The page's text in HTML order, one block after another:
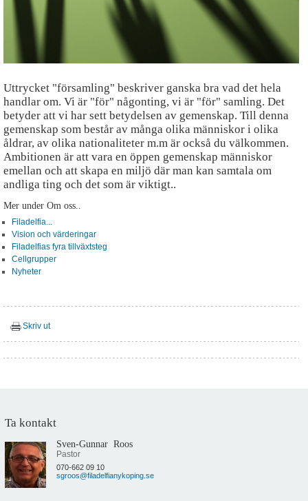
Uttrycket "församling" beskriver ganska bra vad det hela
handlar om. Vi är "för" någonting, vi är "för" samling. Det
betyder att vi har sett betydelsen av gemenskap. Till denna
gemenskap som består av många olika människor i olika
åldrar, av olika nationaliteter m.m är också du välkommen.
Ambitionen är att vara en öppen gemenskap människor
emellan och att skapa en miljö där man kan samtala om
andliga ting och det som är viktigt..
Mer under Om oss..
Filadelfia...
Vision och värderingar
Filadelfias fyra tillväxtsteg
Cellgrupper
Nyheter
Skriv ut
Ta kontakt
Sven-Gunnar Roos
Pastor
070-662 09 10
sgroos@filadelfianykoping.se